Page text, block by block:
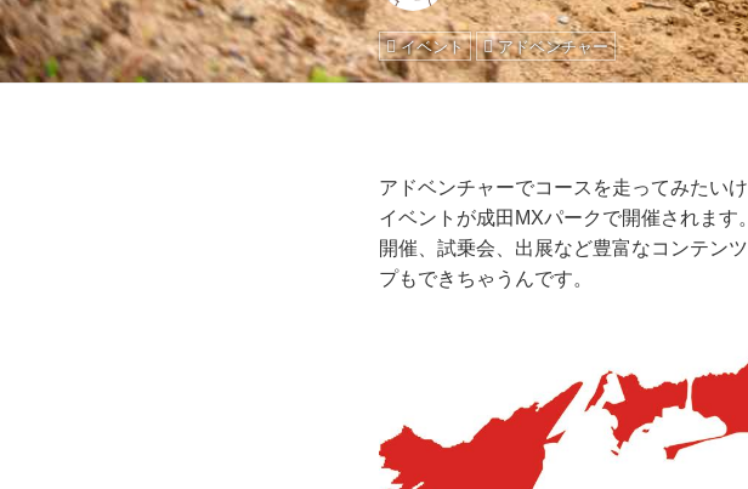
イベント アドベンチャー
アドベンチャーでコースを走ってみたい
イベントが成田MXパークで開催されま
開催、試乗会、出展など豊富なコンテン
プもできちゃうんです。